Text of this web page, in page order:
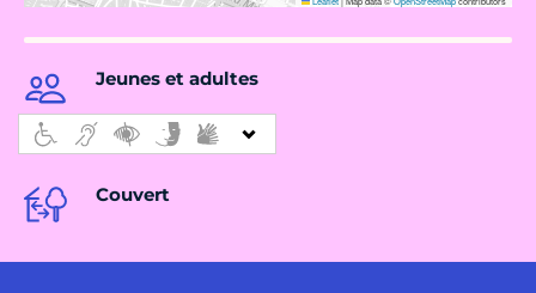
Jeunes et adultes
Couvert